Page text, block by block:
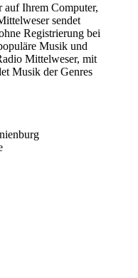
auf Ihrem Computer,
sendet
Registrierung bei
Musik und
Mittelweser, mit
Musik der Genres